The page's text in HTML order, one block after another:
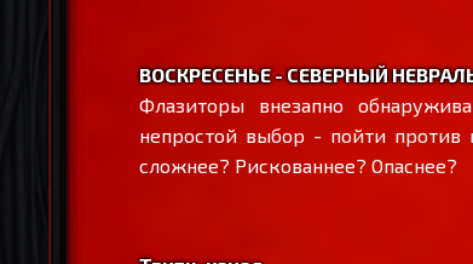
ВОСКРЕСЕНЬЕ - СЕВЕРНЫЙ
Флазиторы внезапно
непростой выбор - пойти
сложнее? Рискованнее? Опаснее?